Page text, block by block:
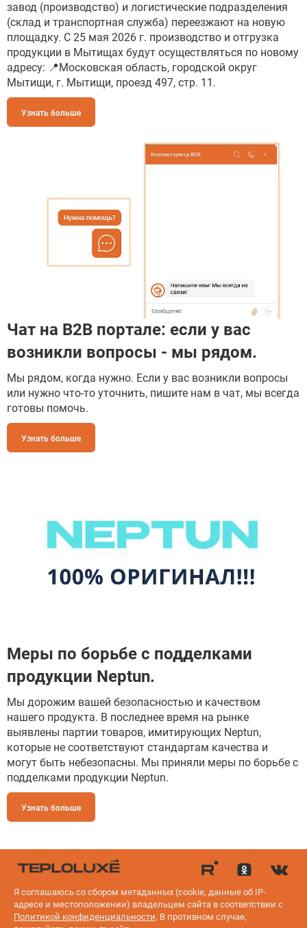
завод (производство) и логистические подразделения
(склад и транспортная служба) переезжают на новую
площадку. С 25 мая 2026 г. производство и отгрузка
продукции в Мытищах будут осуществляться по новому
адресу: 📍Московская область, городской округ
Мытищи, г. Мытищи, проезд 497, стр. 11.
Узнать больше
Чат на B2B портале: если у вас
возникли вопросы - мы рядом.
Мы рядом, когда нужно. Если у вас возникли вопросы
или нужно что-то уточнить, пишите нам в чат, мы всегда
готовы помочь.
Узнать больше
Меры по борьбе с подделками
продукции Neptun.
Мы дорожим вашей безопасностью и качеством
нашего продукта. В последнее время на рынке
выявлены партии товаров, имитирующих Neptun,
которые не соответствуют стандартам качества и
могут быть небезопасны. Мы приняли меры по борьбе с
подделками продукции Neptun.
Узнать больше
Политика конфиденциальности
Я соглашаюсь со сбором метаданных (cookie, данные об IP-
адресе и местоположении) владельцем сайта в соответствии с
Политикой конфиденциальности. В противном случае,